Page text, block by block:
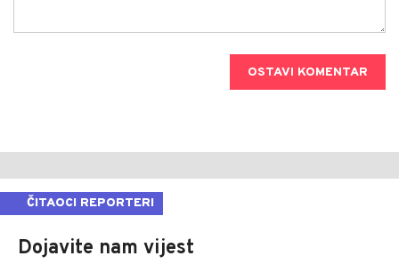
OSTAVI KOMENTAR
ČITAOCI REPORTERI
Dojavite nam vijest